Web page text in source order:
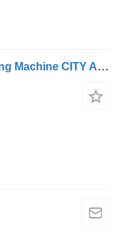
TICAB Manufacturer Street Cleaning Machine CITY ANT Street Vacuum Clea